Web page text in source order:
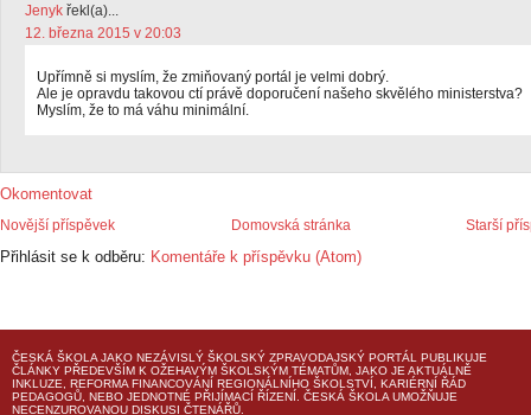
Jenyk řekl(a)...
12. března 2015 v 20:03
Upřímně si myslím, že zmiňovaný portál je velmi dobrý.
Ale je opravdu takovou ctí právě doporučení našeho skvělého ministerstva?
Myslím, že to má váhu minimální.
Okomentovat
Novější příspěvek Starší
Domovská stránka
Přihlásit se k odběru: Komentáře k příspěvku (Atom)
ČESKÁ ŠKOLA JAKO NEZÁVISLÝ ŠKOLSKÝ ZPRAVODAJSKÝ PORTÁL PUBLIKUJE
ČLÁNKY PŘEDEVŠÍM K OŽEHAVÝM ŠKOLSKÝM TÉMATŮM, JAKO JE AKTUÁLNĚ
INKLUZE, REFORMA FINANCOVÁNÍ REGIONÁLNÍHO ŠKOLSTVÍ, KARIÉRNÍ ŘÁD
PEDAGOGŮ, NEBO JEDNOTNÉ PŘIJÍMACÍ ŘÍZENÍ. ČESKÁ ŠKOLA UMOŽŇUJE
NECENZUROVANOU DISKUSI ČTENÁŘŮ.